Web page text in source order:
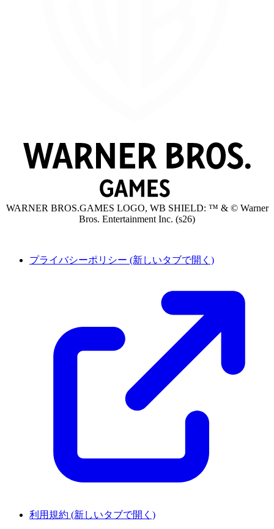
WARNER BROS.GAMES LOGO, WB SHIELD: ™ & © Warner
Bros. Entertainment Inc. (s26)
プライバシーポリシー (新しいタブで開く)
利用規約 (新しいタブで開く)